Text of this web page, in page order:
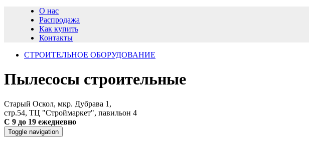
О нас
Распродажа
Как купить
Контакты
СТРОИТЕЛЬНОЕ ОБОРУДОВАНИЕ
Пылесосы строительные
Старый Оскол, мкр. Дубрава 1,
стр.54, ТЦ "Строймаркет", павильон 4
С 9 до 19 ежедневно
Toggle navigation